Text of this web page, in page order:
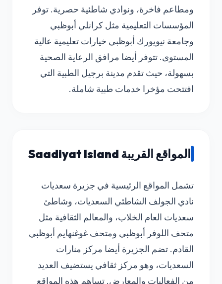
ومطاعم فاخرة، ونوادي شاطئية حصرية. توفر
المؤسسات التعليمية مثل كرانلي أبوظبي
وجامعة نيويورك أبوظبي خيارات تعليمية عالية
المستوى. تتوفر أيضا مرافق الرعاية الصحية
بسهولة، حيث تقدم مدينة برجيل الطبية التي
افتتحت مؤخرا خدمات طبية شاملة.
المواقع القريبة Saadiyat Island
تشمل المواقع الرئيسية في جزيرة سعديات
نادي الجولف الشاطئي السعديات، وشاطئ
سعديات العام الخلاب، والمعالم الثقافية مثل
متحف اللوفر أبوظبي ومتحف غوغنهايم أبوظبي
القادم. تضم الجزيرة أيضا مركز منارات
السعديات، وهو مركز ثقافي يستضيف العديد
من الفعاليات والمعارض. تساهم هذه المواقع